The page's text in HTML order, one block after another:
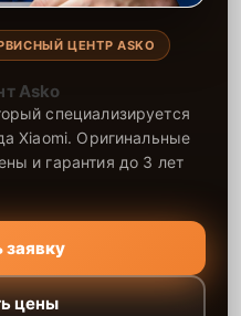
ЦЕНТР ASKO
Asko
специализируется
Xiaomi. Оригинальные
и гарантия до 3 лет
заявку
цены